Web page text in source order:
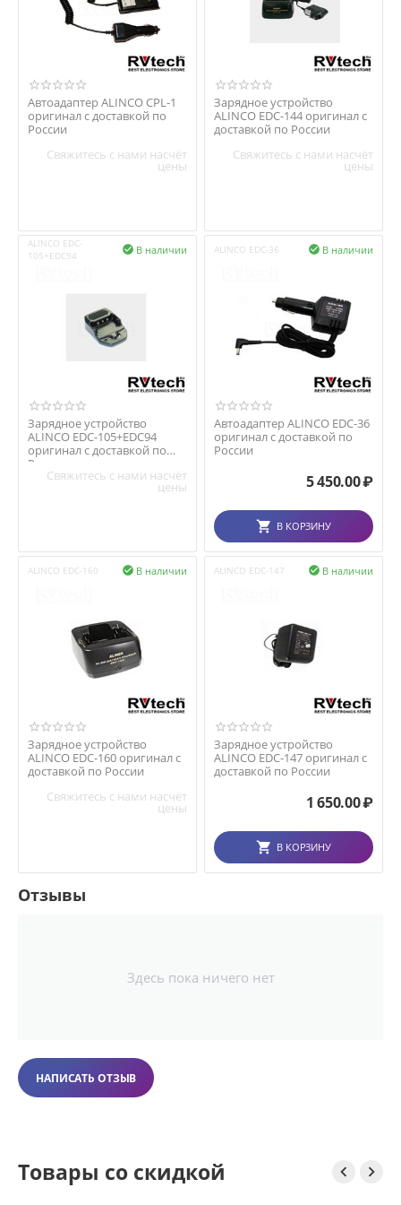
Автоадаптер ALINCO CPL-1
оригинал с доставкой по
России
Свяжитесь с нами насчёт
цены
Зарядное устройство
ALINCO EDC-144 оригинал с
доставкой по России
Свяжитесь с нами насчёт
цены
ALINCO EDC-
105+EDC94
В наличии

Зарядное устройство
ALINCO EDC-105+EDC94
оригинал с доставкой по
России
Свяжитесь с нами насчёт
цены
ALINCO EDС-36 В наличии

Автоадаптер ALINCO EDС-36
оригинал с доставкой по
России
5 450.00₽
В КОРЗИНУ
ALINCO EDC-160 В наличии

Зарядное устройство
ALINCO EDC-160 оригинал с
доставкой по России
Свяжитесь с нами насчёт
цены
ALINCO EDC-147 В наличии

Зарядное устройство
ALINCO EDC-147 оригинал с
доставкой по России
1 650.00₽
В КОРЗИНУ
Отзывы
Здесь пока ничего нет
НАПИСАТЬ ОТЗЫВ
Товары со скидкой  